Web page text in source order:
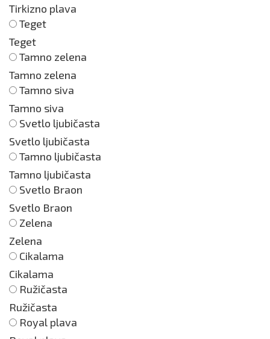
Tirkizno plava
Teget
Teget
Tamno zelena
Tamno zelena
Tamno siva
Tamno siva
Svetlo ljubičasta
Svetlo ljubičasta
Tamno ljubičasta
Tamno ljubičasta
Svetlo Braon
Svetlo Braon
Zelena
Zelena
Cikalama
Cikalama
Ružičasta
Ružičasta
Royal plava